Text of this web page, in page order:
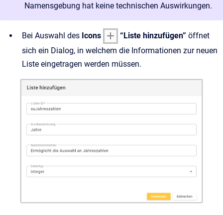
Namensgebung hat keine technischen Auswirkungen.
Bei Auswahl des Icons “Liste hinzufügen” öffnet
sich ein Dialog, in welchem die Informationen zur neuen
Liste eingetragen werden müssen.